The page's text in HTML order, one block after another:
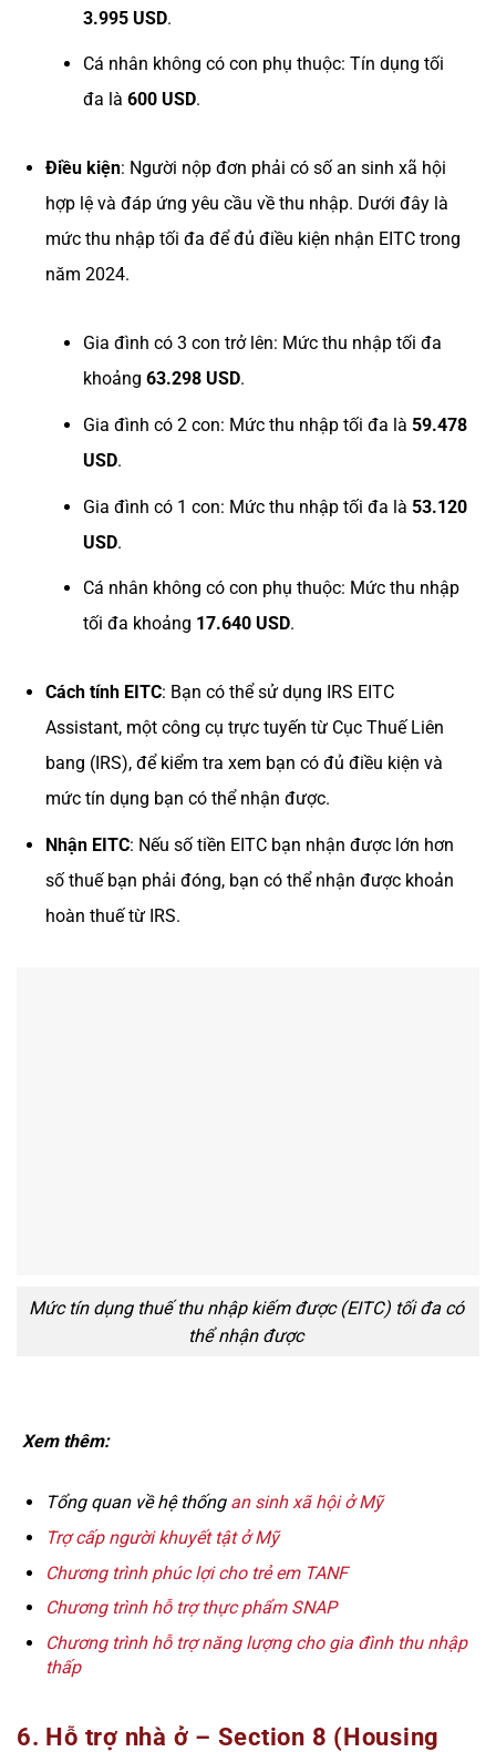
3.995 USD.
Cá nhân không có con phụ thuộc: Tín dụng tối
đa là 600 USD.
Điều kiện: Người nộp đơn phải có số an sinh xã hội
hợp lệ và đáp ứng yêu cầu về thu nhập. Dưới đây là
mức thu nhập tối đa để đủ điều kiện nhận EITC trong
năm 2024.
Gia đình có 3 con trở lên: Mức thu nhập tối đa
khoảng 63.298 USD.
Gia đình có 2 con: Mức thu nhập tối đa là 59.478
USD.
Gia đình có 1 con: Mức thu nhập tối đa là 53.120
USD.
Cá nhân không có con phụ thuộc: Mức thu nhập
tối đa khoảng 17.640 USD.
Cách tính EITC: Bạn có thể sử dụng IRS EITC
Assistant, một công cụ trực tuyến từ Cục Thuế Liên
bang (IRS), để kiểm tra xem bạn có đủ điều kiện và
mức tín dụng bạn có thể nhận được.
Nhận EITC: Nếu số tiền EITC bạn nhận được lớn hơn
số thuế bạn phải đóng, bạn có thể nhận được khoản
hoàn thuế từ IRS.
Mức tín dụng thuế thu nhập kiếm được (EITC) tối đa có
thể nhận được
Xem thêm:
Tổng quan về hệ thống an sinh xã hội ở Mỹ
Trợ cấp người khuyết tật ở Mỹ
Chương trình phúc lợi cho trẻ em TANF
Chương trình hỗ trợ thực phẩm SNAP
Chương trình hỗ trợ năng lượng cho gia đình thu nhập
thấp
6. Hỗ trợ nhà ở – Section 8 (Housing